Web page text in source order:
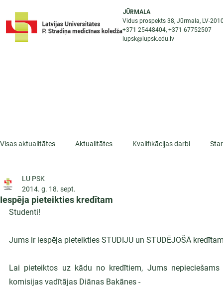
JŪRMALA
Vidus prospekts 38, Jūrmala, LV-
+371 25448404, +371 67752507
lupsk@lupsk.edu.lv
Visas aktualitātes Aktualitātes Kvalifikācijas darbi
ESF projekti
Iespēja pieteikties kredītam
LU PSK
2014. g. 18. sept.
Studenti!
Jums ir iespēja pieteikties STUDIJU un STUDĒJOŠĀ
Lai pieteiktos uz kādu no kredītiem, Jums
komisijas vadītājas Diānas Bakānes -